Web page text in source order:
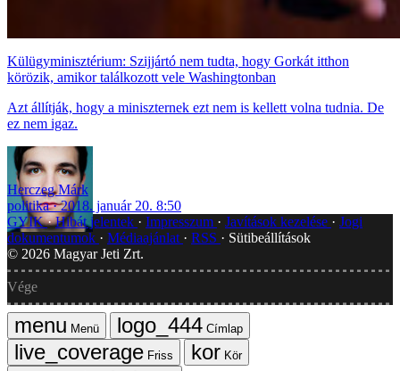
Külügyminisztérium: Szijjártó nem tudta, hogy Gorkát itthon
körözik, amikor találkozott vele Washingtonban
Azt állítják, hogy a miniszternek ezt nem is kellett volna tudnia. De
ez nem igaz.
Herczeg Márk
politika
2018. január 20. 8:50
GYIK Hibát jelentek Impresszum Javítások kezelése
Jogi
dokumentumok
Médiaajánlat RSS
Sütibeállítások
© 2026 Magyar Jeti Zrt.
Vége
Menü
Címlap
Friss
Kör